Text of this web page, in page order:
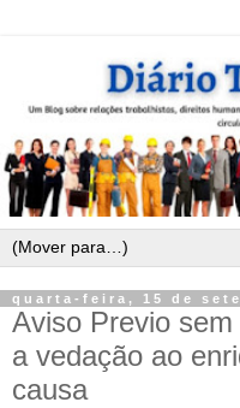
quarta-feira, 15 de
Aviso Previo
a vedação ao
causa